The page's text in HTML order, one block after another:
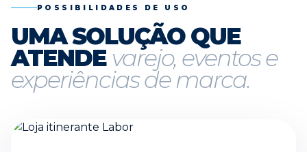
POSSIBILIDADES DE USO
UMA SOLUÇÃO QUE
ATENDE varejo, eventos e
experiências de marca.